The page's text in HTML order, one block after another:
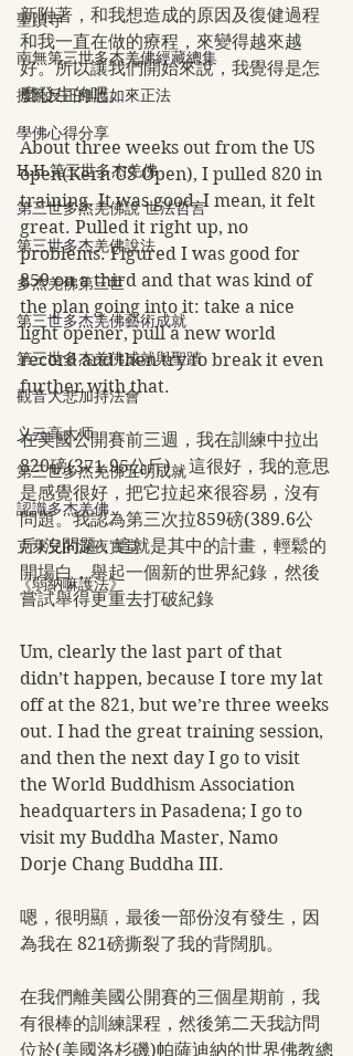
聖蹟寺
南無第三世多杰羌佛經藏總集
撥亂反正維護如來正法
學佛心得分享
H.H.第三世多杰羌佛
第三世多杰羌佛說 世法哲言
第三世多杰羌佛說法
多杰羌佛第三世
第三世多杰羌佛藝術成就
第三世多杰羌佛成就與聖蹟
觀音大悲加持法會
义云高大师
第三世多杰羌佛五明成就
認識多杰羌佛
克萊兒的深夜實堂
《弱納嘛護法》
新附著，和我想造成的原因及復健過程
和我一直在做的療程，來變得越來越
好。所以讓我們開始來說，我覺得是怎
麼發生的吧。
About three weeks out from the US
open(Kern US Open), I pulled 820 in
training. It was good, I mean, it felt
great. Pulled it right up, no
problems. Figured I was good for
859 on a third and that was kind of
the plan going into it: take a nice
light opener, pull a new world
record and then try to break it even
further with that.
在美國公開賽前三週，我在訓練中拉出
820磅(371.95公斤)，這很好，我的意思
是感覺很好，把它拉起來很容易，沒有
問題。我認為第三次拉859磅(389.6公
斤)沒問題，這就是其中的計畫，輕鬆的
開場白，舉起一個新的世界紀錄，然後
嘗試舉得更重去打破紀錄
Um, clearly the last part of that
didn’t happen, because I tore my lat
off at the 821, but we’re three weeks
out. I had the great training session,
and then the next day I go to visit
the World Buddhism Association
headquarters in Pasadena; I go to
visit my Buddha Master, Namo
Dorje Chang Buddha III.
嗯，很明顯，最後一部份沒有發生，因
為我在 821磅撕裂了我的背闊肌。
在我們離美國公開賽的三個星期前，我
有很棒的訓練課程，然後第二天我訪問
位於(美國洛杉磯)帕薩迪納的世界佛教總